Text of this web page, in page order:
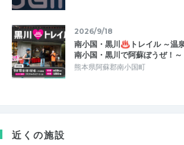
2026/9/18
南小国・黒川♨トレイル ～温泉
南小国・黒川で阿蘇ぼうぜ！～
熊本県阿蘇郡南小国町
近くの施設